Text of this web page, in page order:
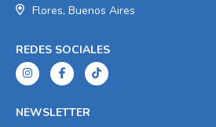
Flores, Buenos Aires
REDES SOCIALES
NEWSLETTER